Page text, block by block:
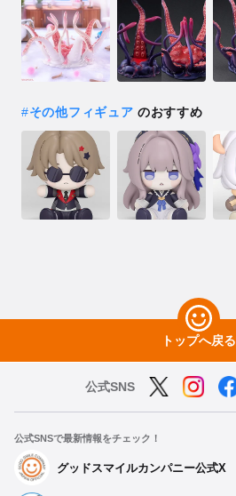
#その他フィギュア のおすすめ
トップへ戻る
公式SNS
公式SNSで最新情報をチェック！
グッドスマイルカンパニー公式X